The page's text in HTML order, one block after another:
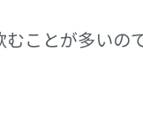
ことが多いの